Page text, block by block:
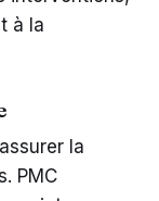
à la
la
PMC